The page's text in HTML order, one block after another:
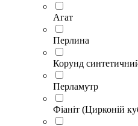
Агат
Перлина
Корунд
Перламутр
Фіаніт (Цирконій